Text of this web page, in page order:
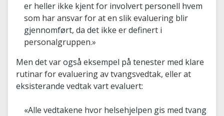
er heller ikke kjent for involvert personell hvem
som har ansvar for at en slik evaluering blir
gjennomført, da det ikke er definert i
personalgruppen.»
Men det var også eksempel på tenester med klare
rutinar for evaluering av tvangsvedtak, eller at
eksisterande vedtak vart evaluert:
«Alle vedtakene hvor helsehjelpen gis med tvang